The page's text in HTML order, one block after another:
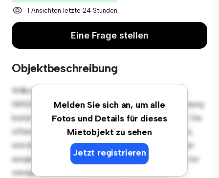
1 Ansichten letzte 24 Stunden
Eine Frage stellen
Objektbeschreibung
Melden Sie sich an, um alle
Fotos und Details für dieses
Mietobjekt zu sehen
Jetzt registrieren
Willkommen in Ihrem neuen urbanen Rückzugsort in
08525 Plauen! Diese moderne 1 Schlafzimmer-Wohnung
bietet einen stilvollen und gemütlichen Lebensraum. Die
offene Raumaufteilung eignet sich perfekt für Gäste,
und die elegante Küche ist mit erstklassigen Geräten
ausgestattet. Dank der erstklassigen Lage sind Sie nur
wenige Schritte von den besten Restaurants,